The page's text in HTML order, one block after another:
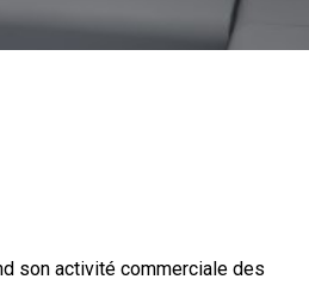
son activité commerciale des